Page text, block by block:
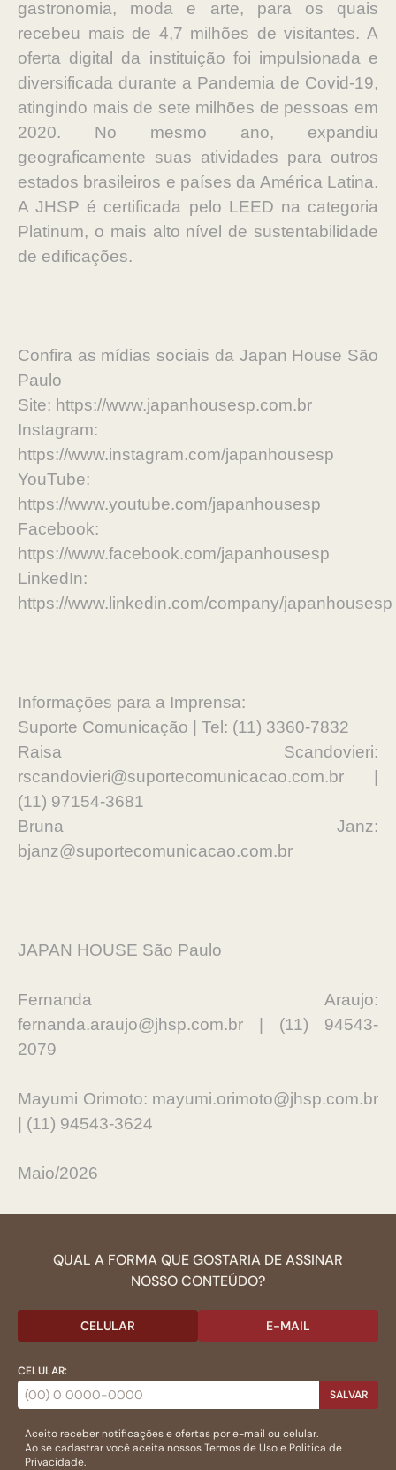
gastronomia, moda e arte, para os quais
recebeu mais de 4,7 milhões de visitantes. A
oferta digital da instituição foi impulsionada e
diversificada durante a Pandemia de Covid-19,
atingindo mais de sete milhões de pessoas em
2020. No mesmo ano, expandiu
geograficamente suas atividades para outros
estados brasileiros e países da América Latina.
A JHSP é certificada pelo LEED na categoria
Platinum, o mais alto nível de sustentabilidade
de edificações.
Confira as mídias sociais da Japan House São
Paulo
Site: https://www.japanhousesp.com.br
Instagram:
https://www.instagram.com/japanhousesp
YouTube:
https://www.youtube.com/japanhousesp
Facebook:
https://www.facebook.com/japanhousesp
LinkedIn:
https://www.linkedin.com/company/
Informações para a Imprensa:
Suporte Comunicação | Tel: (11) 3360-7832
Raisa Scandovieri:
rscandovieri@suportecomunicacao.com.br |
(11) 97154-3681
Bruna Janz:
bjanz@suportecomunicacao.com.br
JAPAN HOUSE São Paulo
Fernanda Araujo:
fernanda.araujo@jhsp.com.br | (11) 94543-
2079
Mayumi Orimoto: mayumi.orimoto@jhsp.com.br
| (11) 94543-3624
Maio/2026
QUAL A FORMA QUE GOSTARIA DE ASSINAR
NOSSO CONTEÚDO?
CELULAR E-MAIL
CELULAR:
SALVAR
Aceito receber notificações e ofertas por e-mail ou celular.
Ao se cadastrar você aceita nossosTermos de Usoe Politica de
Privacidade.